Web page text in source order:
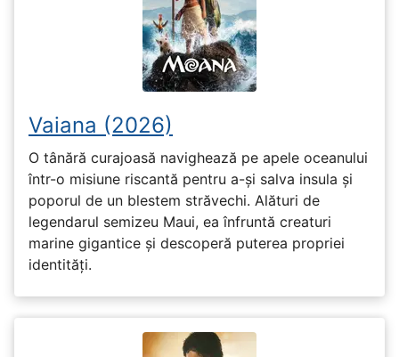
Vaiana (2026)
O tânără curajoasă navighează pe apele oceanului
într-o misiune riscantă pentru a-și salva insula și
poporul de un blestem străvechi. Alături de
legendarul semizeu Maui, ea înfruntă creaturi
marine gigantice și descoperă puterea propriei
identități.